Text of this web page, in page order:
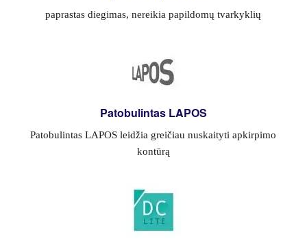
paprastas diegimas, nereikia papildomų tvarkyklių
Patobulintas LAPOS
Patobulintas LAPOS leidžia greičiau nuskaityti apkirpimo
kontūrą